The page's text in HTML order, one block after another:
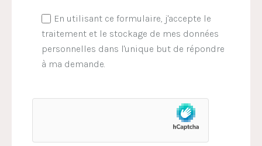
En utilisant ce formulaire, j'accepte le
traitement et le stockage de mes données
personnelles dans l'unique but de répondre
à ma demande.